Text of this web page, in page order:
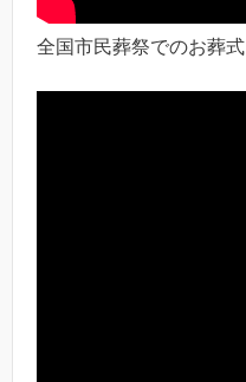
全国市民葬祭でのお葬式